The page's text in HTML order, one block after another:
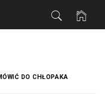
DO CHŁOPAKA